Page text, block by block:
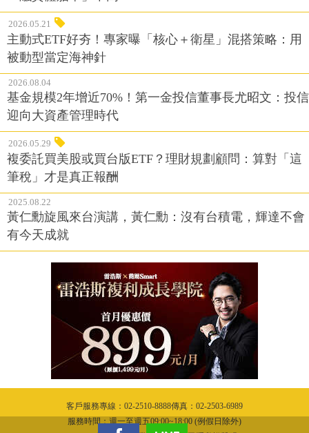
2026.05.21
主動式ETF好夯！專家曝「核心＋衛星」混搭策略：用
被動型當定海神針
2026.08.04
基金規模2年增近70%！第一金投信董事長尤昭文：投信
迎向大資產管理時代
2026.05.29
複委託買美股或買台版ETF？理財規劃顧問：算對「這
筆稅」才是真正報酬
2025.08.22
黃仁勳旋風來台演講，黃仁勳：沒有台積電，輝達不會
有今天成就
客戶服務專線：02-2510-8888傳真：02-2503-6989
服務時間：週一至週五09:00~18:00 (例假日除外)